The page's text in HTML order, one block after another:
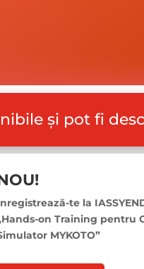
și pot fi
te la
on Training pentru
MYKOTO”